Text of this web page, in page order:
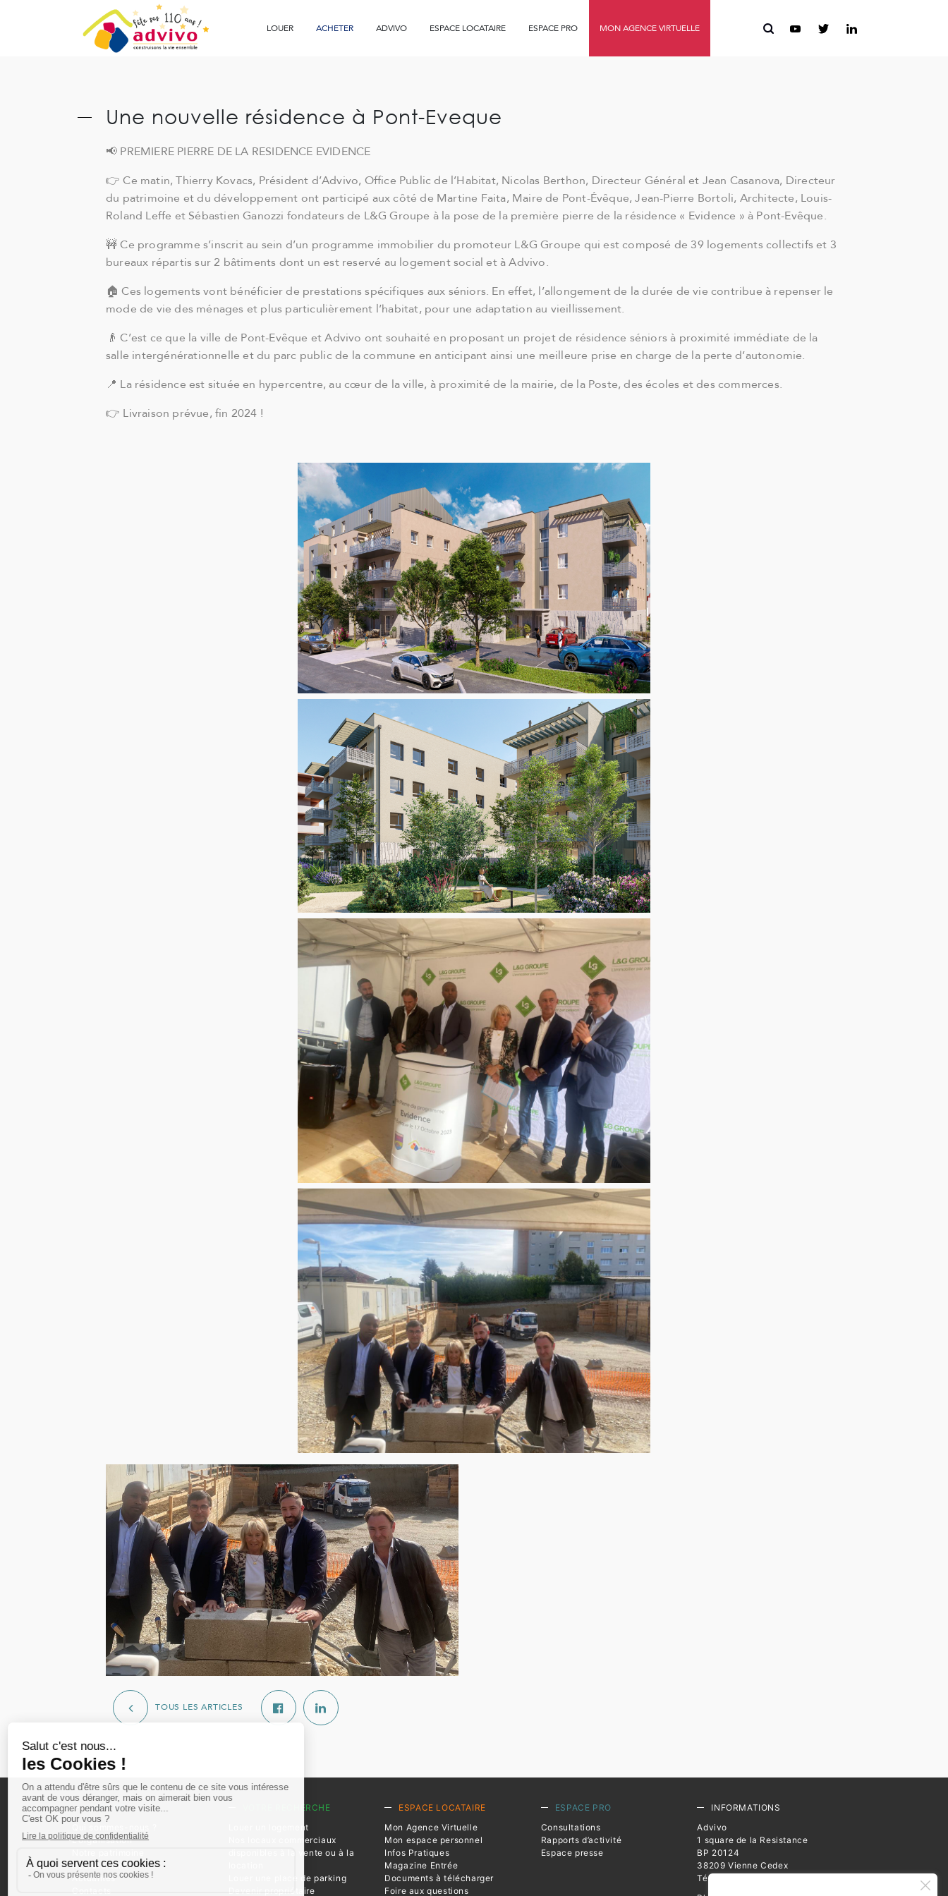
LOUER ACHETER ADVIVO ESPACE LOCATAIRE ESPACE PRO MON AGENCE VIRTUELLE
Une nouvelle résidence à Pont-Eveque
📢 PREMIERE PIERRE DE LA RESIDENCE EVIDENCE
👉 Ce matin, Thierry Kovacs, Président d’Advivo, Office Public de l’Habitat, Nicolas Berthon, Directeur Général et Jean Casanova, Directeur
du patrimoine et du développement ont participé aux côté de Martine Faita, Maire de Pont-Évêque, Jean-Pierre Bortoli, Architecte, Louis-
Roland Leffe et Sébastien Ganozzi fondateurs de L&G Groupe à la pose de la première pierre de la résidence « Evidence » à Pont-Evêque.
🚧 Ce programme s’inscrit au sein d’un programme immobilier du promoteur L&G Groupe qui est composé de 39 logements collectifs et 3
bureaux répartis sur 2 bâtiments dont un est reservé au logement social et à Advivo.
🏠 Ces logements vont bénéficier de prestations spécifiques aux séniors. En effet, l’allongement de la durée de vie contribue à repenser le
mode de vie des ménages et plus particulièrement l’habitat, pour une adaptation au vieillissement.
👴 C’est ce que la ville de Pont-Evêque et Advivo ont souhaité en proposant un projet de résidence séniors à proximité immédiate de la
salle intergénérationnelle et du parc public de la commune en anticipant ainsi une meilleure prise en charge de la perte d’autonomie.
📍 La résidence est située en hypercentre, au cœur de la ville, à proximité de la mairie, de la Poste, des écoles et des commerces.
👉 Livraison prévue, fin 2024 !
TOUS LES ARTICLES
L’OFFICE
L’organisation
Recrutement
Actualités
VOTRE RECHERCHE
Louer un logement
Nos locaux commerciaux
disponibles à la vente ou à la
Louer une place de parking
Devenir propriétaire
ESPACE LOCATAIRE
Mon Agence Virtuelle
Mon espace personnel
Infos Pratiques
Magazine Entrée
Documents à télécharger
Foire aux questions
ESPACE PRO
Consultations
Rapports d’activité
Espace presse
INFORMATIONS
Advivo
1 square de la Resistance
BP 20124
38209 Vienne Cedex
Téléphone : 04 74 78 39 00